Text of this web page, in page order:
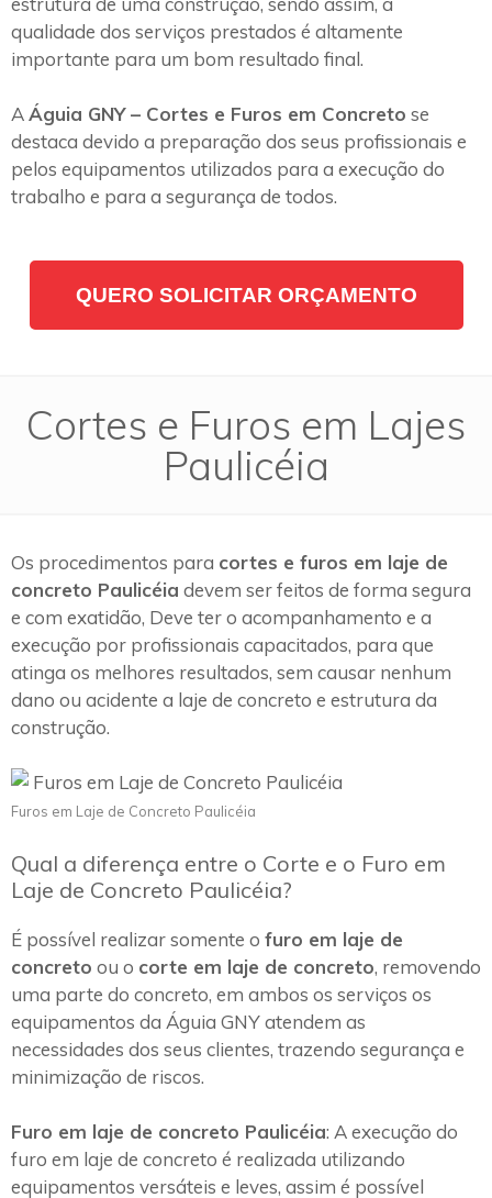
qualidade dos serviços prestados é altamente
importante para um bom resultado final.
AÁguia GNY – Cortes e Furos em Concreto se
destaca devido a preparação dos seus profissionais e
pelos equipamentos utilizados para a execução do
trabalho e para a segurança de todos.
QUERO SOLICITAR ORÇAMENTO
Cortes e Furos em Lajes
Paulicéia
Os procedimentos para cortes e furos em laje de
concreto Paulicéia devem ser feitos de forma segura
e com exatidão, Deve ter o acompanhamento e a
execução por profissionais capacitados, para que
atinga os melhores resultados, sem causar nenhum
dano ou acidente a laje de concreto e estrutura da
construção.
Furos em Laje de Concreto Paulicéia
Qual a diferença entre o Corte e o Furo em
Laje de Concreto Paulicéia?
É possível realizar somente o furo em laje de
concreto ou o corte em laje de concreto, removendo
uma parte do concreto, em ambos os serviços os
equipamentos da Águia GNY atendem as
necessidades dos seus clientes, trazendo segurança e
minimização de riscos.
Furo em laje de concreto Paulicéia: A execução do
furo em laje de concreto é realizada utilizando
equipamentos versáteis e leves, assim é possível